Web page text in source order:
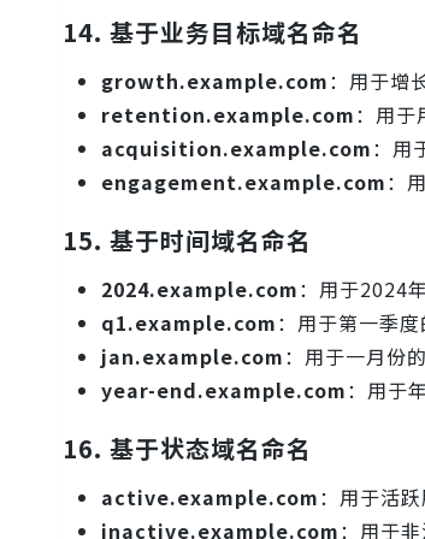
14. 基于业务目标域名命名
growth.example.com：用于增
retention.example.com：用于
acquisition.example.com：用
engagement.example.com：
15. 基于时间域名命名
2024.example.com：用于2024
q1.example.com：用于第一季度
jan.example.com：用于一月份的
year-end.example.com：用于
16. 基于状态域名命名
active.example.com：用于活跃
inactive.example.com：用于非